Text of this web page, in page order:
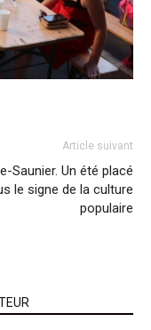
Article suivant
Saunier. Un été placé
le signe de la culture
populaire